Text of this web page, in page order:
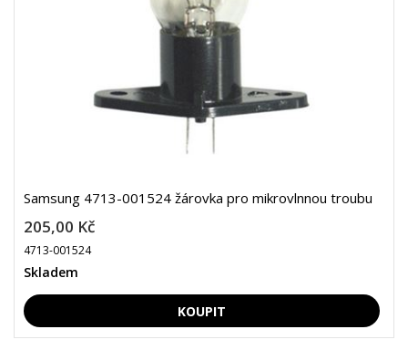
Samsung 4713-001524 žárovka pro mikrovlnnou troubu
205,00 Kč
4713-001524
Skladem